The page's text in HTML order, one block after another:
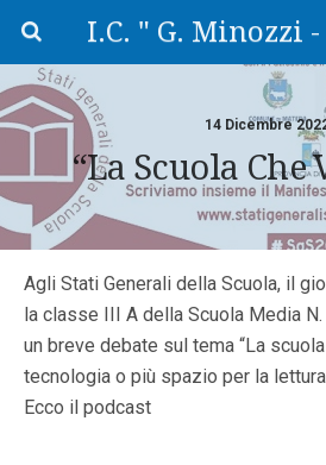
I.C. " G. Minozzi -
14 Dicembre
“La Scuola
Agli Stati Generali della Scuola, il
la classe III A della Scuola Media
un breve debate sul tema “La
tecnologia o più spazio per la
Ecco il podcast